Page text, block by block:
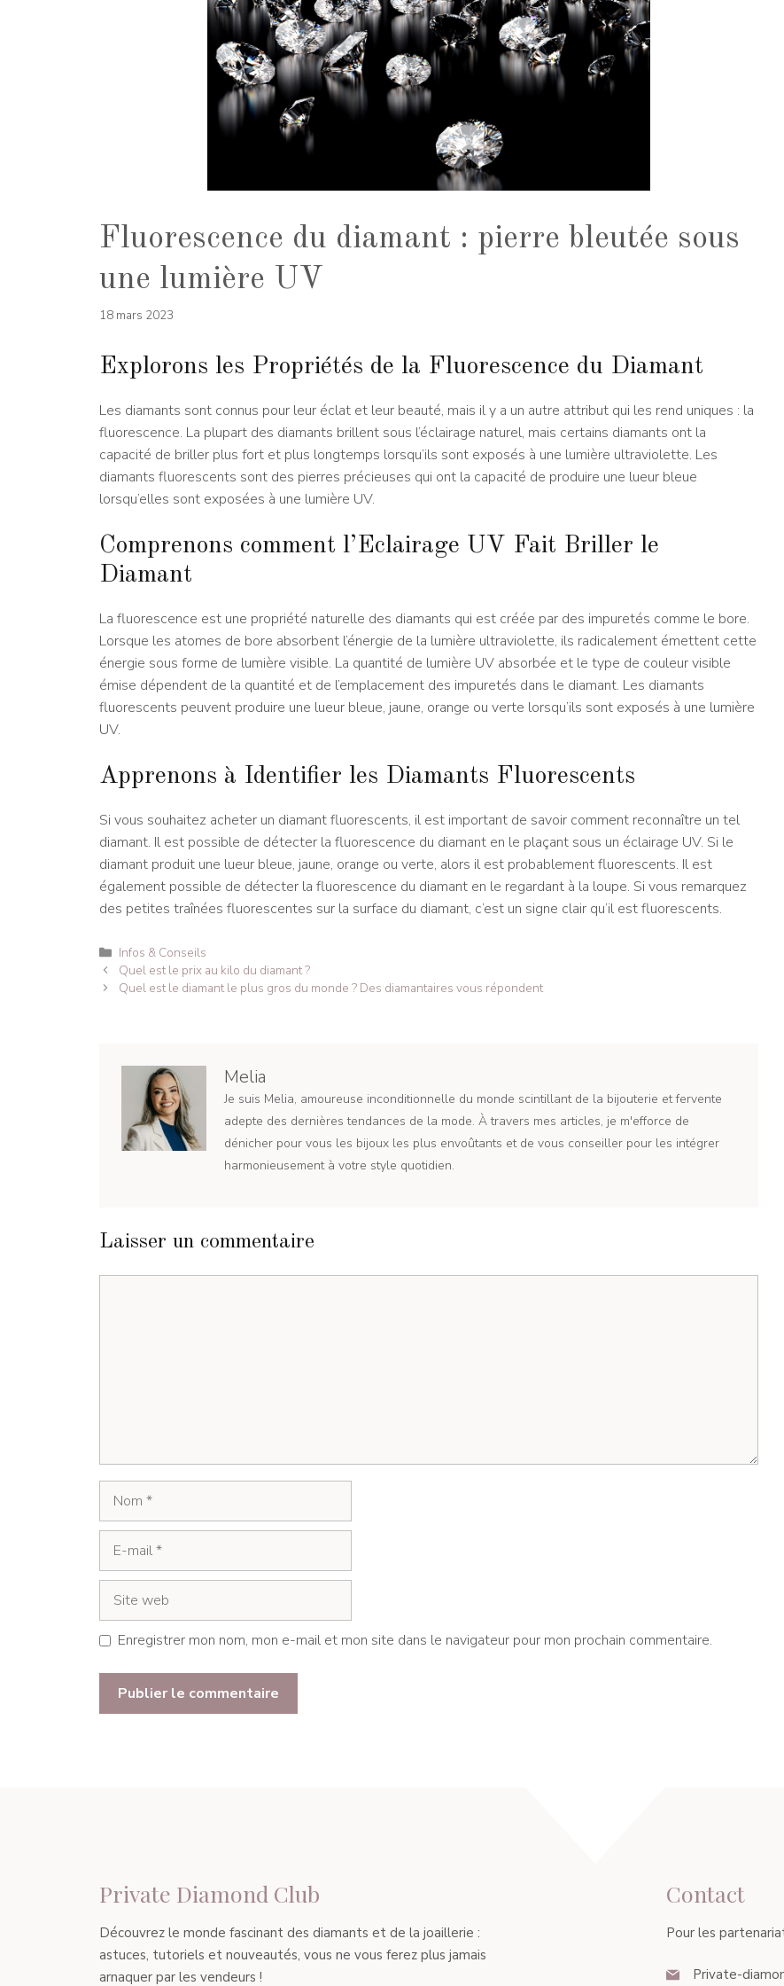
Fluorescence du diamant : pierre bleutée sous
une lumière UV
18 mars 2023
Explorons les Propriétés de la Fluorescence du Diamant
Les diamants sont connus pour leur éclat et leur beauté, mais il y a un autre attribut qui les rend uniques : la
fluorescence. La plupart des diamants brillent sous l’éclairage naturel, mais certains diamants ont la
capacité de briller plus fort et plus longtemps lorsqu’ils sont exposés à une lumière ultraviolette. Les
diamants fluorescents sont des pierres précieuses qui ont la capacité de produire une lueur bleue
lorsqu’elles sont exposées à une lumière UV.
Comprenons comment l’Eclairage UV Fait Briller le
Diamant
La fluorescence est une propriété naturelle des diamants qui est créée par des impuretés comme le bore.
Lorsque les atomes de bore absorbent l’énergie de la lumière ultraviolette, ils radicalement émettent cette
énergie sous forme de lumière visible. La quantité de lumière UV absorbée et le type de couleur visible
émise dépendent de la quantité et de l’emplacement des impuretés dans le diamant. Les diamants
fluorescents peuvent produire une lueur bleue, jaune, orange ou verte lorsqu’ils sont exposés à une lumière
UV.
Apprenons à Identifier les Diamants Fluorescents
Si vous souhaitez acheter un diamant fluorescents, il est important de savoir comment reconnaître un tel
diamant. Il est possible de détecter la fluorescence du diamant en le plaçant sous un éclairage UV. Si le
diamant produit une lueur bleue, jaune, orange ou verte, alors il est probablement fluorescents. Il est
également possible de détecter la fluorescence du diamant en le regardant à la loupe. Si vous remarquez
des petites traînées fluorescentes sur la surface du diamant, c’est un signe clair qu’il est fluorescents.
Catégories
Infos & Conseils
Navigation
des
Quel est le prix au kilo du diamant ?
Quel est le diamant le plus gros du monde ? Des diamantaires vous répondent
Melia
Je suis Melia, amoureuse inconditionnelle du monde scintillant de la bijouterie et fervente
adepte des dernières tendances de la mode. À travers mes articles, je m'efforce de
dénicher pour vous les bijoux les plus envoûtants et de vous conseiller pour les intégrer
harmonieusement à votre style quotidien.
Laisser un commentaire
Enregistrer mon nom, mon e-mail et mon site dans le navigateur pour mon prochain commentaire.
Private Diamond Club
Découvrez le monde fascinant des diamants et de la joaillerie :
astuces, tutoriels et nouveautés, vous ne vous ferez plus jamais
arnaquer par les vendeurs !
Contact
Pour les
Private-